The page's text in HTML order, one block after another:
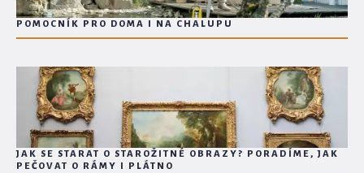
POMOCNÍK PRO DOMA I NA CHALUPU
JAK SE STARAT O STAROŽITNÉ OBRAZY? PORADÍME, JAK
PEČOVAT O RÁMY I PLÁTNO